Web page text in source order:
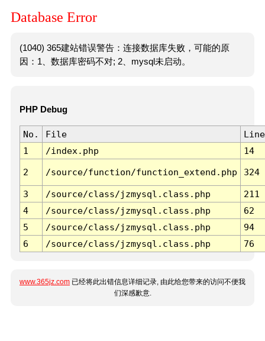
Database Error
(1040) 365建站错误警告：连接数据库失败，可能的原
因：1、数据库密码不对; 2、mysql未启动。
PHP Debug
No. File
Line
1
/index.php 14
2 /source/function/function_extend.php 324
3 /source/class/jzmysql.class.php
211
4
/source/class/jzmysql.class.php
62
5
/source/class/jzmysql.class.php
94
6
/source/class/jzmysql.class.php 76
www.365jz.com 已经将此出错信息详细记录, 由此给您带来的访问不便我
们深感歉意.